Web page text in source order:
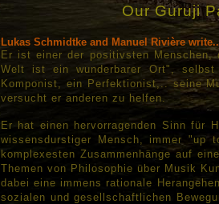
Our Guruji
Lukas Schmidtke and Manuel Rivière
Er ist einer der positivsten Menschen,
Welt ist ein wunderbarer Ort",
Komponist, ein Perfektionist,.. seine
versucht er anderen zu helfen.
Er hat einen hervorragenden Sinn für
wissensdurstiger Mensch, immer "up
komplexesten Zusammenhänge auf
Themen von Philosophie über Musik
dabei eine immens rationale
sozialen und gesellschaftlichen